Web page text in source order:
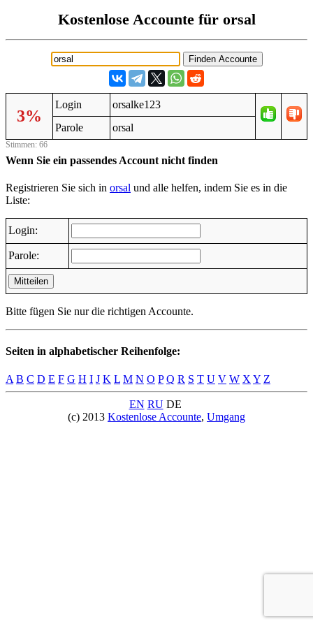
Kostenlose Accounte für orsal
3%
Login
orsalke123
Parole
orsal
Stimmen: 66
Wenn Sie ein passendes Account nicht finden
Registrieren Sie sich in orsal und alle helfen, indem Sie es in die
Liste:
Login:
Parole:
Mitteilen
Bitte fügen Sie nur die richtigen Accounte.
Seiten in alphabetischer Reihenfolge:
A B C D E F G H I J K L M N O P Q R S T U V W X Y Z
EN RUDE
(c) 2013 Kostenlose Accounte, Umgang